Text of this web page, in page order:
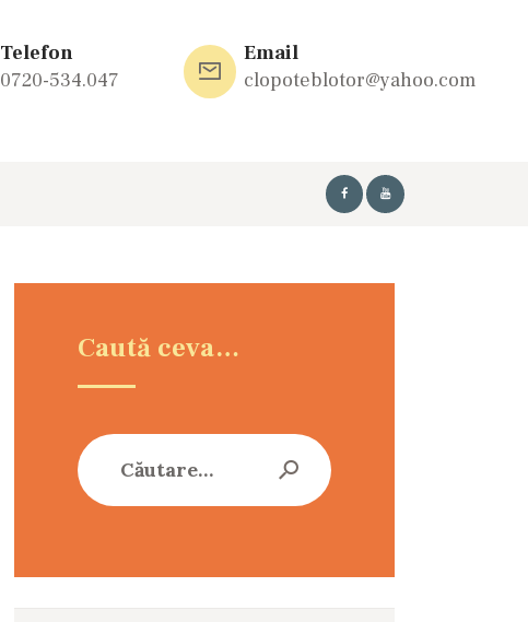
Telefon
0720-534.047
Email
clopoteblotor@yahoo.com
Caută ceva…
Caută
după: